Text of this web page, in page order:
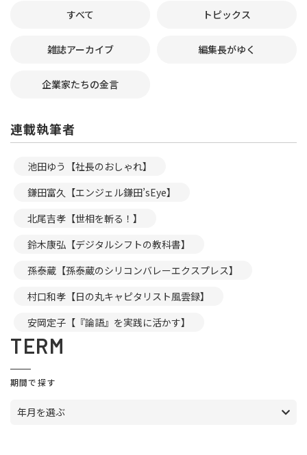
すべて トピックス
雑誌アーカイブ 編集長がゆく
企業家たちの金言
連載執筆者
池田ゆう【社長のおしゃれ】
鎌田富久【エンジェル鎌田’sEye】
北尾吉孝【世相を斬る！】
鈴木康弘【デジタルシフトの教科書】
孫泰蔵【孫泰蔵のシリコンバレーエクスプレス】
村口和孝【日の丸キャピタリスト風雲録】
安岡定子【『論語』を実践に活かす】
TERM
期間で探す
年月を選ぶ